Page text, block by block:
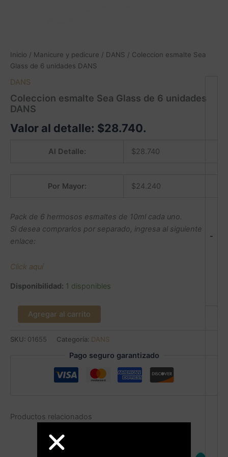
Inicio / Manicure y pedicure / DANS / Coleccion esmalte Sea
Glass de 6 unidades DANS
DANS
Coleccion esmalte Sea Glass de 6 unidades
DANS
Valor al detalle: $28.740.
Al Detalle: $28.740
Por Mayor: $24.240
Pack de 6 hermosos esmaltes de 10ml cada uno.
Si desea comprarlos por separado, ingresa al siguiente
enlace:
Click aquí
Disponibilidad: 1 disponibles
-
Agregar al carrito
SKU: 01655 Categoría: DANS
Pago seguro garantizado
Productos relacionados